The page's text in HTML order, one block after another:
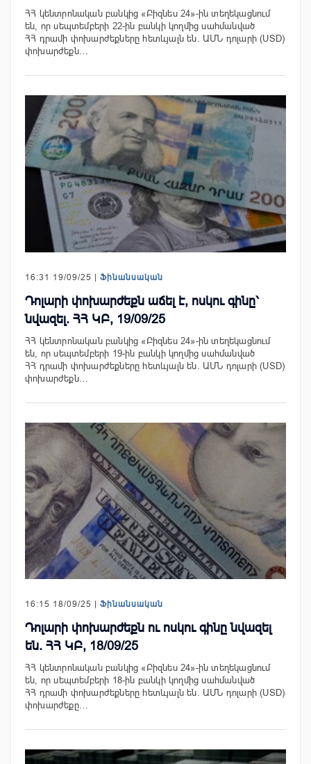
ՀՀ կենտրոնական բանկից «Բիզնես 24»-ին տեղեկացնում
են, որ սեպտեմբերի 22-ին բանկի կողմից սահմանված
ՀՀ դրամի փոխարժեքները հետևյալն են. ԱՄՆ դոլարի (USD)
փոխարժեքն…
16:31 19/09/25 | Ֆինանսական
Դոլարի փոխարժեքն աճել է, ոսկու գինը՝
նվազել. ՀՀ ԿԲ, 19/09/25
ՀՀ կենտրոնական բանկից «Բիզնես 24»-ին տեղեկացնում
են, որ սեպտեմբերի 19-ին բանկի կողմից սահմանված
ՀՀ դրամի փոխարժեքները հետևյալն են. ԱՄՆ դոլարի (USD)
փոխարժեքն…
16:15 18/09/25 | Ֆինանսական
Դոլարի փոխարժեքն ու ոսկու գինը նվազել
են. ՀՀ ԿԲ, 18/09/25
ՀՀ կենտրոնական բանկից «Բիզնես 24»-ին տեղեկացնում
են, որ սեպտեմբերի 18-ին բանկի կողմից սահմանված
ՀՀ դրամի փոխարժեքները հետևյալն են. ԱՄՆ դոլարի (USD)
փոխարժեքը…